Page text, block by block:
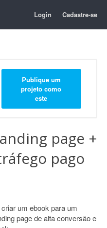
Login Cadastre-se
Publique um
projeto como
este
page +
pago
um ebook para um
page de alta conversão e